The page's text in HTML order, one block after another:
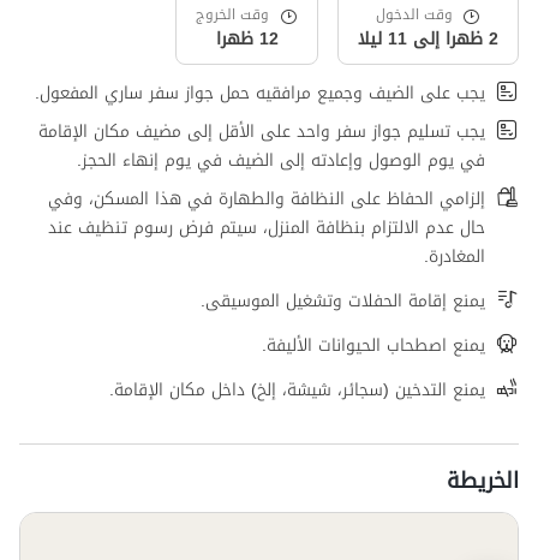
وقت الدخول
2 ظهرا إلى 11 ليلا
وقت الخروج
12 ظهرا
يجب على الضيف وجميع مرافقيه حمل جواز سفر ساري المفعول.
يجب تسليم جواز سفر واحد على الأقل إلى مضيف مكان الإقامة
في يوم الوصول وإعادته إلى الضيف في يوم إنهاء الحجز.
إلزامي الحفاظ على النظافة والطهارة في هذا المسكن، وفي
حال عدم الالتزام بنظافة المنزل، سيتم فرض رسوم تنظيف عند
المغادرة.
يمنع إقامة الحفلات وتشغيل الموسيقى.
يمنع اصطحاب الحيوانات الأليفة.
يمنع التدخين (سجائر، شيشة، إلخ) داخل مكان الإقامة.
الخريطة